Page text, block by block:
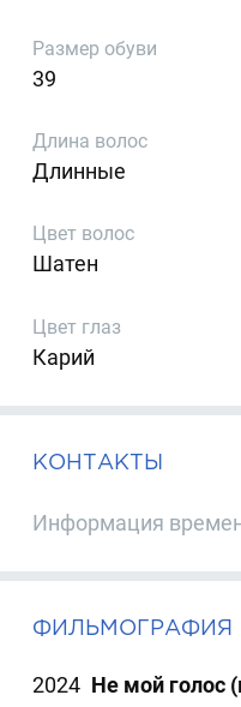
Размер обуви
39
Длина волос
Длинные
Цвет волос
Шатен
Цвет глаз
Карий
КОНТАКТЫ
Информация
ФИЛЬМОГРАФИЯ
2024 Не мой голос